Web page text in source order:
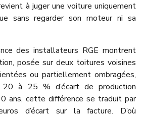
à juger une voiture uniquement
sans regarder son moteur ni sa
des installateurs RGE montrent
posée sur deux toitures voisines
ou partiellement ombragées,
20 à 25 % d’écart de production
ans, cette différence se traduit par
d’écart sur la facture. D’où